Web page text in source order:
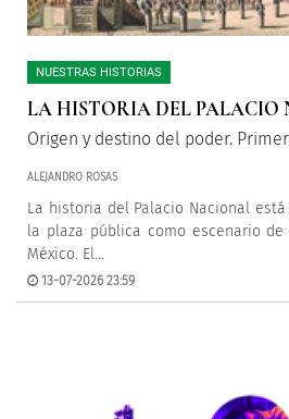
NUESTRAS HISTORIAS
LA HISTORIA DEL PALACIO
Origen y destino del poder.
ALEJANDRO ROSAS
La historia del Palacio Nacional
la plaza pública como escenario
México. El...
13-07-2026 23:59